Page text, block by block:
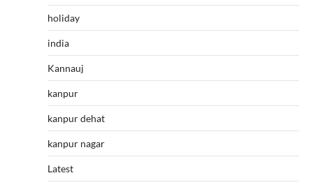
holiday
india
Kannauj
kanpur
kanpur dehat
kanpur nagar
Latest